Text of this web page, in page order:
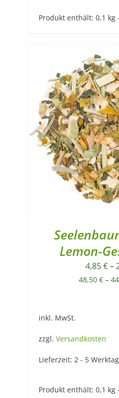
Produkt enthält: 0,1 kg
Lemon-
4,85€–
48,50 €–
inkl. MwSt.
zzgl. Versandkosten
Lieferzeit: 2 - 5
Produkt enthält: 0,1 kg